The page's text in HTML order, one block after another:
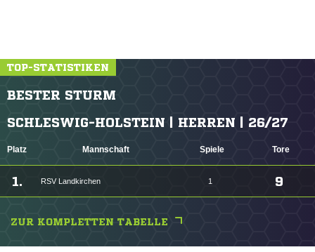
TOP-STATISTIKEN
BESTER STURM
SCHLESWIG-HOLSTEIN | HERREN | 26/27
Platz Mannschaft Spiele Tore
1. RSV Landkirchen 1 9
ZUR KOMPLETTEN TABELLE